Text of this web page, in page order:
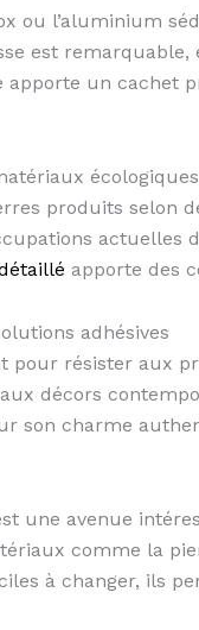
ou l’aluminium
est
apporte un
produits selon
actuelles
apporte des
adhésives
pour résister aux
décors
son charme
une avenue
comme la
à changer, ils